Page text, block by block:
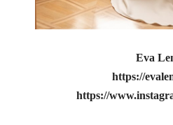
Eva
https://
https://